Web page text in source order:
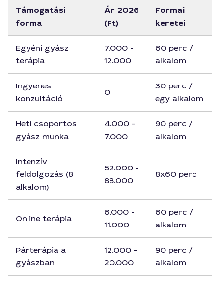
Támogatási
forma
Ár 2026
(Ft)
Formai
keretei
Egyéni gyász
terápia
7.000 -
12.000
60 perc /
alkalom
Ingyenes
konzultáció
0
30 perc /
egy alkalom
Heti csoportos
gyász munka
4.000 -
7.000
90 perc /
alkalom
Intenzív
feldolgozás (8
alkalom)
52.000 -
88.000
8x60 perc
Online terápia
6.000 -
11.000
60 perc /
alkalom
Párterápia a
gyászban
12.000 -
20.000
90 perc /
alkalom